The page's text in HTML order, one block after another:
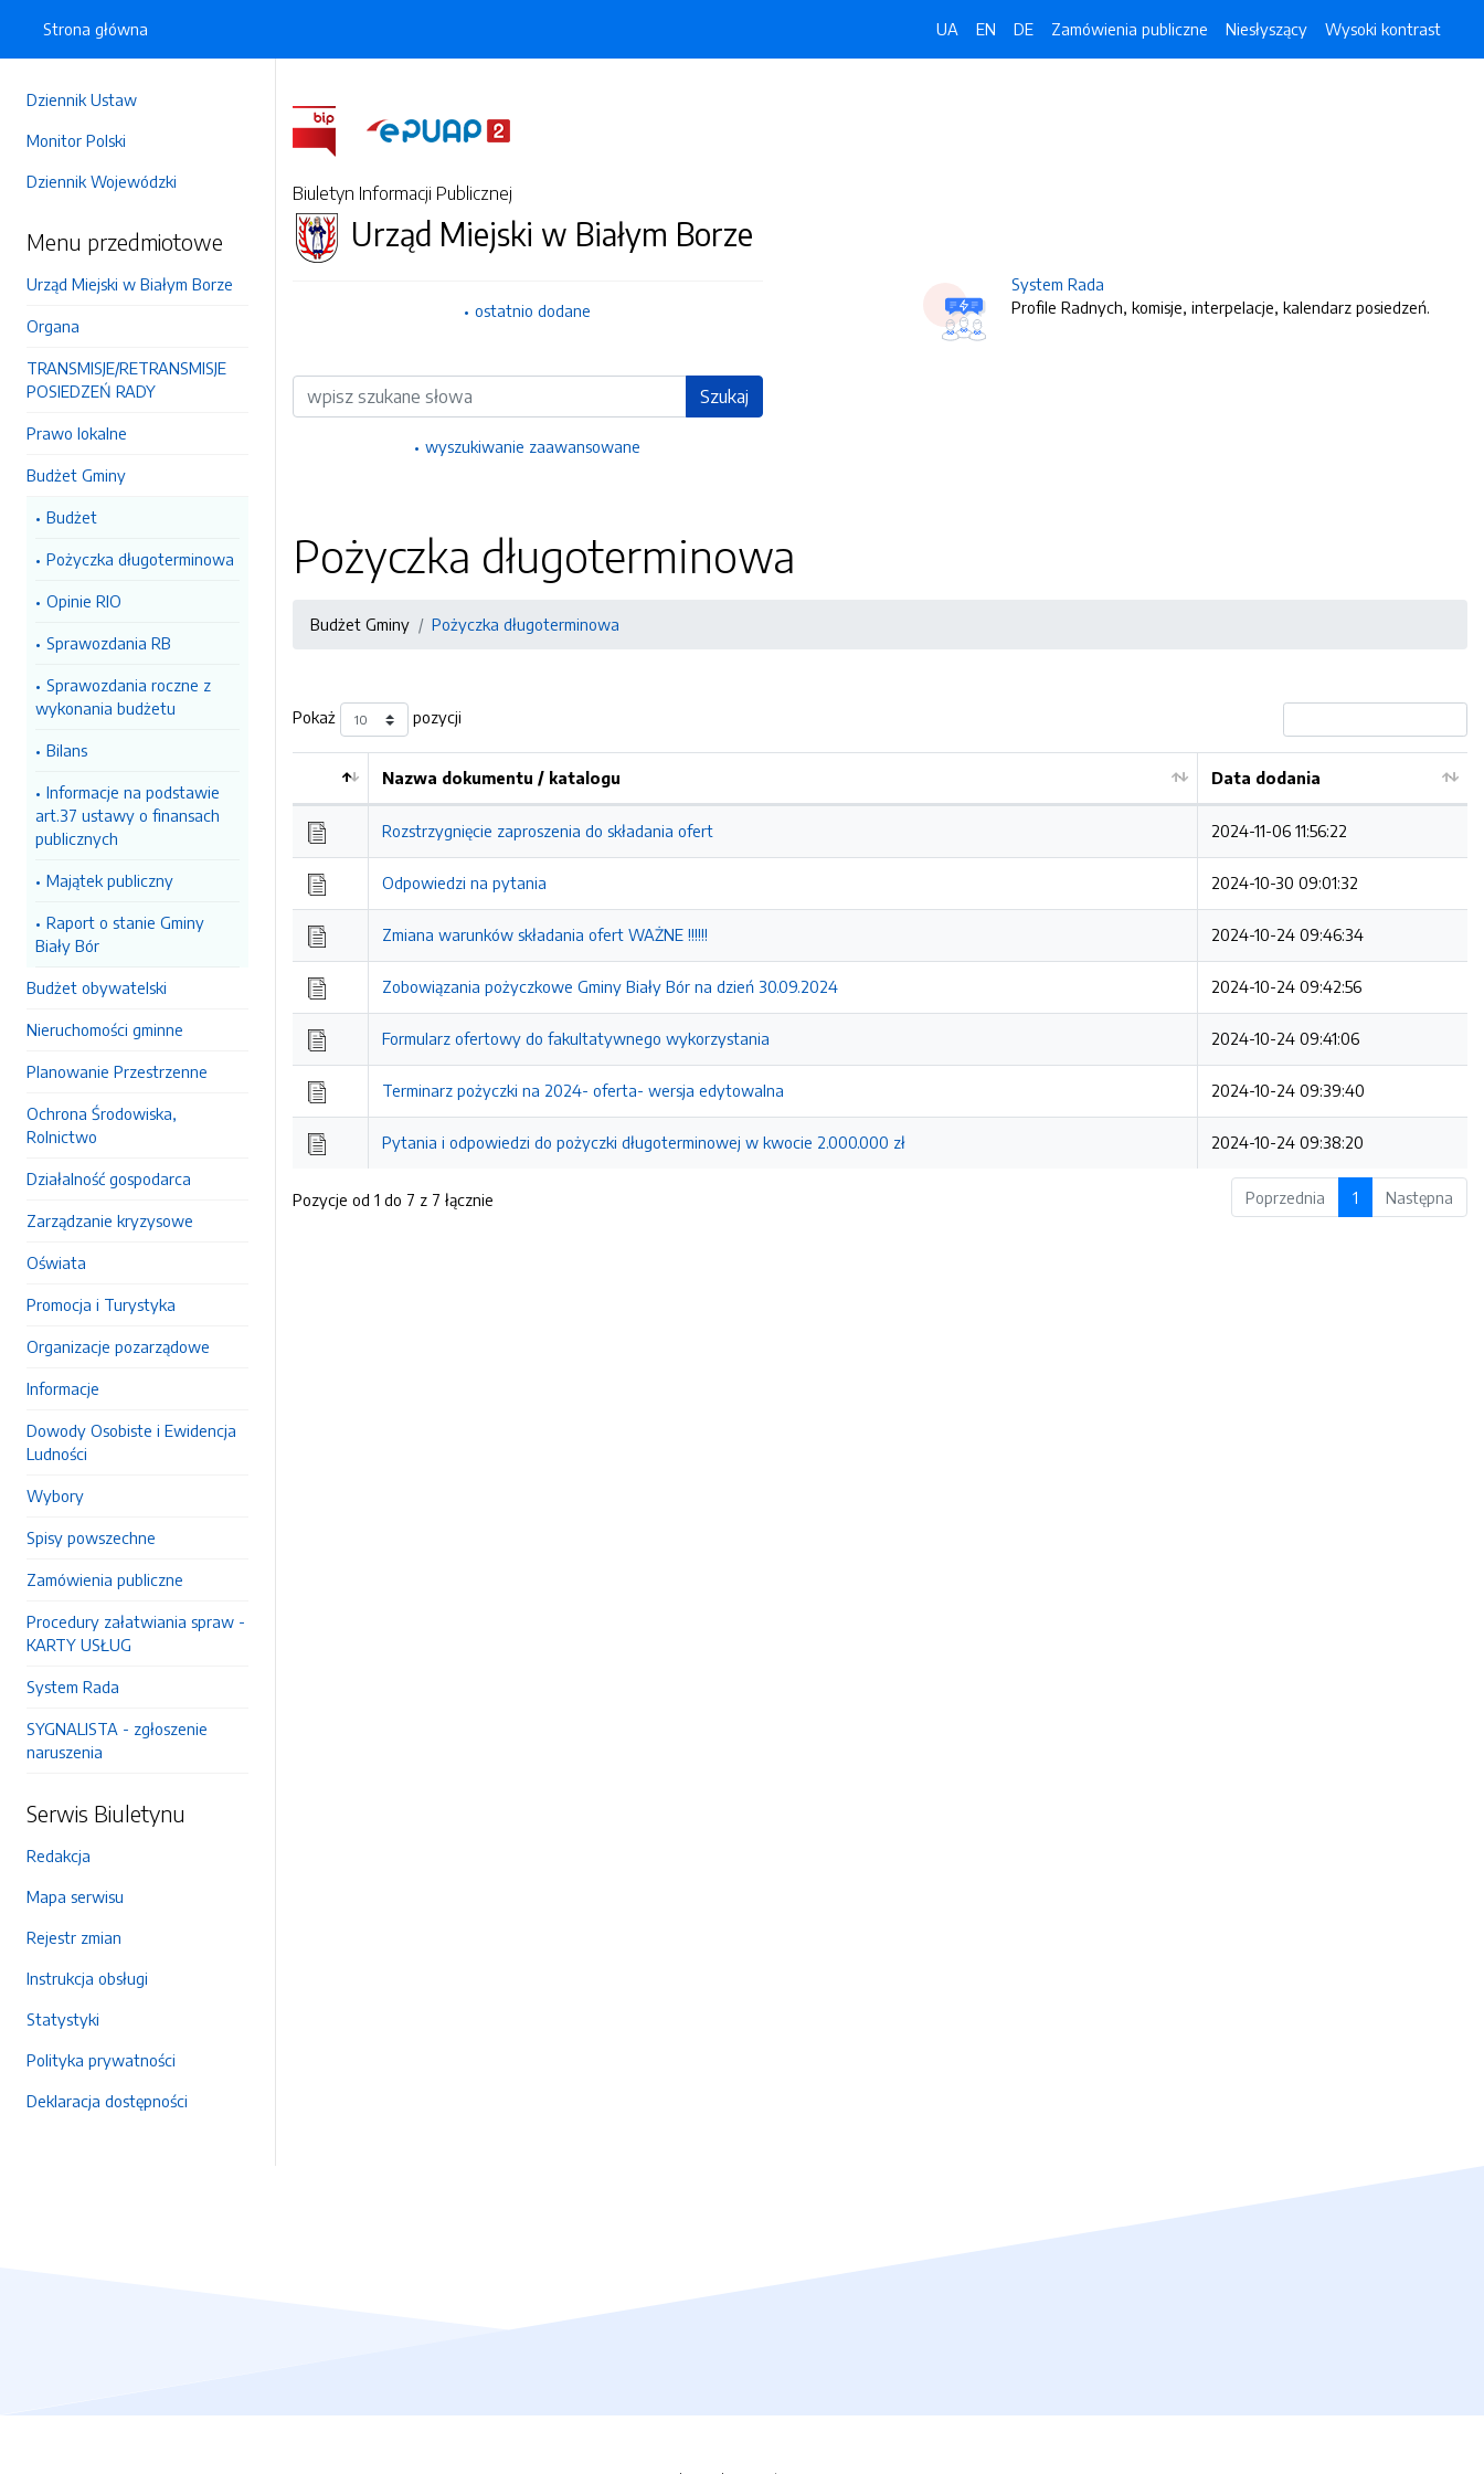
Dziennik Ustaw
Monitor Polski
Dziennik Wojewódzki
Menu przedmiotowe
Urząd Miejski w Białym Borze
Organa
TRANSMISJE/RETRANSMISJE
POSIEDZEŃ RADY
Prawo lokalne
Budżet Gminy
Budżet
Pożyczka długoterminowa
Opinie RIO
Sprawozdania RB
Sprawozdania roczne z
wykonania budżetu
Bilans
Informacje na podstawie
art.37 ustawy o finansach
publicznych
Majątek publiczny
Raport o stanie Gminy
Biały Bór
Budżet obywatelski
Nieruchomości gminne
Planowanie Przestrzenne
Ochrona Środowiska,
Rolnictwo
Działalność gospodarca
Zarządzanie kryzysowe
Oświata
Promocja i Turystyka
Organizacje pozarządowe
Informacje
Dowody Osobiste i Ewidencja
Ludności
Wybory
Spisy powszechne
Zamówienia publiczne
Procedury załatwiania spraw -
KARTY USŁUG
System Rada
SYGNALISTA - zgłoszenie
naruszenia
Serwis Biuletynu
Redakcja
Mapa serwisu
Rejestr zmian
Instrukcja obsługi
Statystyki
Polityka prywatności
Deklaracja dostępności
Strona główna UA EN DE Zamówienia publiczne Niesłyszący Wysoki kontrast
Biuletyn Informacji Publicznej
Urząd Miejski w Białym Borze
ostatnio dodane
Wyszukiwarka Szukaj
wyszukiwanie zaawansowane
System Rada
Profile Radnych, komisje, interpelacje, kalendarz posiedzeń.
Pożyczka długoterminowa
Budżet Gminy Pożyczka długoterminowa
Pokaż pozycji
Kolejność
Nazwa dokumentu / katalogu Data dodania
Rozstrzygnięcie zaproszenia do składania ofert 2024-11-06 11:56:22
Odpowiedzi na pytania 2024-10-30 09:01:32
Zmiana warunków składania ofert WAŻNE !!!!!! 2024-10-24 09:46:34
Zobowiązania pożyczkowe Gminy Biały Bór na dzień 30.09.2024 2024-10-24 09:42:56
Formularz ofertowy do fakultatywnego wykorzystania 2024-10-24 09:41:06
Terminarz pożyczki na 2024- oferta- wersja edytowalna 2024-10-24 09:39:40
Pytania i odpowiedzi do pożyczki długoterminowej w kwocie 2.000.000 zł 2024-10-24 09:38:20
Pozycje od 1 do 7 z 7 łącznie Poprzednia 1 Następna